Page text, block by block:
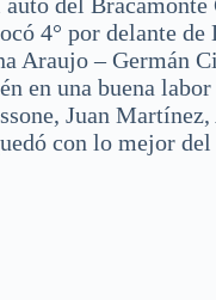
4° por delante
Araujo – Germán
en una buena
Juan
con lo mejor